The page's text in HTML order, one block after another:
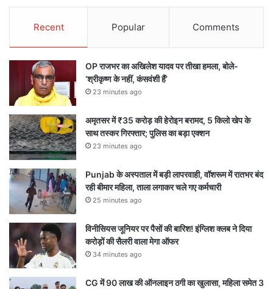
Recent Popular Comments
OP राजभर का अखिलेश यादव पर तीखा हमला, बोले-
‘श्रीकृष्ण के नहीं, कंसवंशी हैं’
23 minutes ago
अमृतसर में ₹35 करोड़ की हेरोइन बरामद, 5 किलो खेप के
साथ तस्कर गिरफ्तार; पुलिस का बड़ा एक्शन
23 minutes ago
Punjab के अस्पताल में बड़ी लापरवाही, वॉशरूम में रातभर बंद
रही बीमार महिला, ताला लगाकर चले गए कर्मचारी
25 minutes ago
विनीसियस जूनियर पर पैसों की बारिश! इंग्लिश क्लब ने दिया
करोड़ों की सैलरी वाला मेगा ऑफर
34 minutes ago
CG में 90 लाख की ऑनलाइन ठगी का खुलासा, महिला समेत 3